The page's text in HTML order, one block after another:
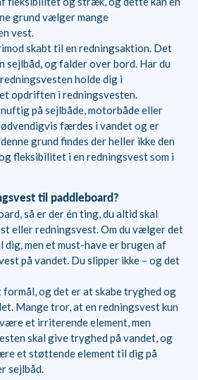
grund vælger mange
vest.
skabt til en redningsaktion. Det
sejlbåd, og falder over bord. Har du
holde dig i
opdriften i redningsvesten.
på sejlbåde, motorbåde eller
færdes i vandet og er
grund findes der heller ikke den
fleksibilitet i en redningsvest som i
til paddleboard?
så er der én ting, du altid skal
eller redningsvest. Om du vælger det
dig, men et must-have er brugen af
på vandet. Du slipper ikke – og det
formål, og det er at skabe tryghed og
Mange tror, at en redningsvest kun
et irriterende element, men
skal give tryghed på vandet, og
et støttende element til dig på
sejlbåd.